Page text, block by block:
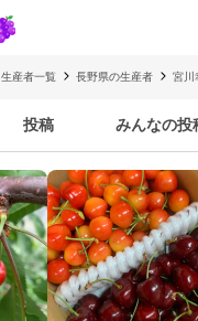
生産者一覧 長野県の生産者 宮川
投稿 みんなの投